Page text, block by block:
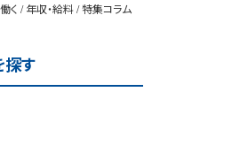
働く / 年収・給料 / 特集コラム
探す